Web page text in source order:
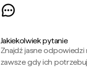
Jakiekolwiek pytanie
Znajdź jasne
zawsze gdy ich